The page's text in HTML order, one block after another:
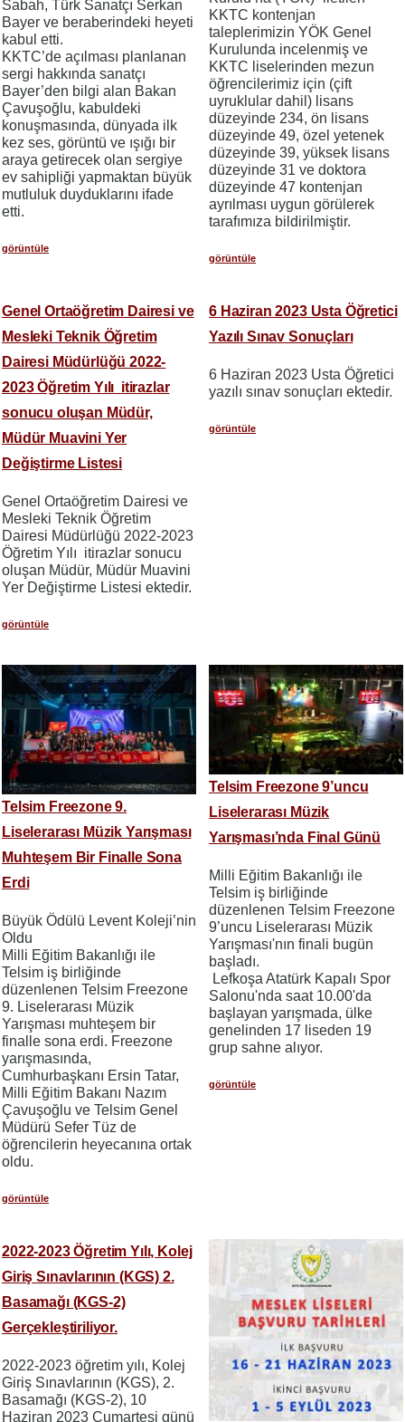
Sabah, Türk Sanatçı Serkan
Bayer ve beraberindeki heyeti
kabul etti.
KKTC’de açılması planlanan
sergi hakkında sanatçı
Bayer’den bilgi alan Bakan
Çavuşoğlu, kabuldeki
konuşmasında, dünyada ilk
kez ses, görüntü ve ışığı bir
araya getirecek olan sergiye
ev sahipliği yapmaktan büyük
mutluluk duyduklarını ifade
etti.
görüntüle
KKTC kontenjan
taleplerimizin YÖK Genel
Kurulunda incelenmiş ve
KKTC liselerinden mezun
öğrencilerimiz için (çift
uyruklular dahil) lisans
düzeyinde 234, ön lisans
düzeyinde 49, özel yetenek
düzeyinde 39, yüksek lisans
düzeyinde 31 ve doktora
düzeyinde 47 kontenjan
ayrılması uygun görülerek
tarafımıza bildirilmiştir.
görüntüle
Genel Ortaöğretim Dairesi ve
Mesleki Teknik Öğretim
Dairesi Müdürlüğü 2022-
2023 Öğretim Yılı itirazlar
sonucu oluşan Müdür,
Müdür Muavini Yer
Değiştirme Listesi
Genel Ortaöğretim Dairesi ve
Mesleki Teknik Öğretim
Dairesi Müdürlüğü 2022-2023
Öğretim Yılı itirazlar sonucu
oluşan Müdür, Müdür Muavini
Yer Değiştirme Listesi ektedir.
görüntüle
6 Haziran 2023 Usta Öğretici
Yazılı Sınav Sonuçları
6 Haziran 2023 Usta Öğretici
yazılı sınav sonuçları ektedir.
görüntüle
Telsim Freezone 9.
Liselerarası Müzik Yarışması
Muhteşem Bir Finalle Sona
Erdi
Büyük Ödülü Levent Koleji’nin
Oldu
Milli Eğitim Bakanlığı ile
Telsim iş birliğinde
düzenlenen Telsim Freezone
9. Liselerarası Müzik
Yarışması muhteşem bir
finalle sona erdi. Freezone
yarışmasında,
Cumhurbaşkanı Ersin Tatar,
Milli Eğitim Bakanı Nazım
Çavuşoğlu ve Telsim Genel
Müdürü Sefer Tüz de
öğrencilerin heyecanına ortak
oldu.
görüntüle
Telsim Freezone 9’uncu
Liselerarası Müzik
Yarışması’nda Final Günü
Milli Eğitim Bakanlığı ile
Telsim iş birliğinde
düzenlenen Telsim Freezone
9’uncu Liselerarası Müzik
Yarışması'nın finali bugün
başladı.
Lefkoşa Atatürk Kapalı Spor
Salonu'nda saat 10.00'da
başlayan yarışmada, ülke
genelinden 17 liseden 19
grup sahne alıyor.
görüntüle
2022-2023 Öğretim Yılı, Kolej
Giriş Sınavlarının (KGS) 2.
Basamağı (KGS-2)
Gerçekleştiriliyor.
2022-2023 öğretim yılı, Kolej
Giriş Sınavlarının (KGS), 2.
Basamağı (KGS-2), 10
Haziran 2023 Cumartesi günü